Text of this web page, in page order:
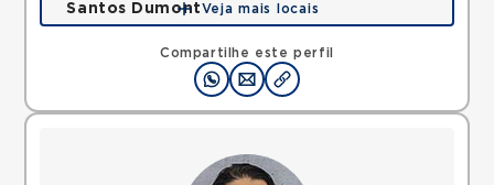
Compartilhe este perfil
Santos Dumont
Rua Santos Dumont, Vila Bocaina, Maua, SP,
Mapa
Veja mais locais